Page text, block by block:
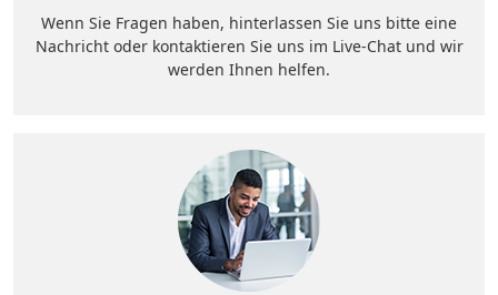
Wenn Sie Fragen haben, hinterlassen Sie uns bitte eine
Nachricht oder kontaktieren Sie uns im Live-Chat und wir
werden Ihnen helfen.